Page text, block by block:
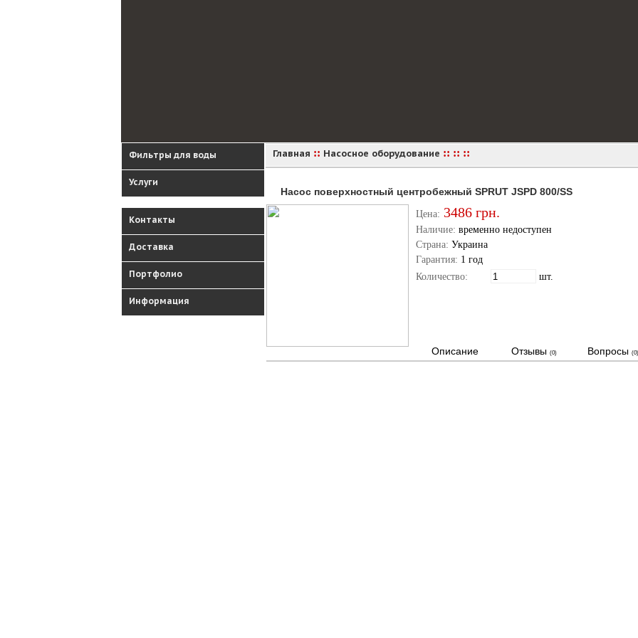
Фильтры для воды
Услуги
Контакты
Доставка
Портфолио
Информация
Главная :: Насосное оборудование :: :: ::
Насос поверхностный центробежный SPRUT JSPD 800/SS
Цена: 3486 грн.
Наличие: временно недоступен
Страна: Украина
Гарантия: 1 год
Количество:
шт.
Описание Отзывы (0) Вопросы (0)